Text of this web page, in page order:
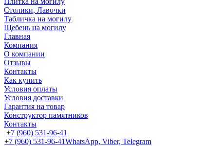
Столики, Лавочки
Табличка на могилу
Щебень на могилу
Главная
Компания
О компании
Отзывы
Контакты
Как купить
Условия оплаты
Условия доставки
Гарантия на товар
Конструктор памятников
Контакты
+7 (960) 531-96-41
+7 (960) 531-96-41WhatsApp, Viber, Telegram